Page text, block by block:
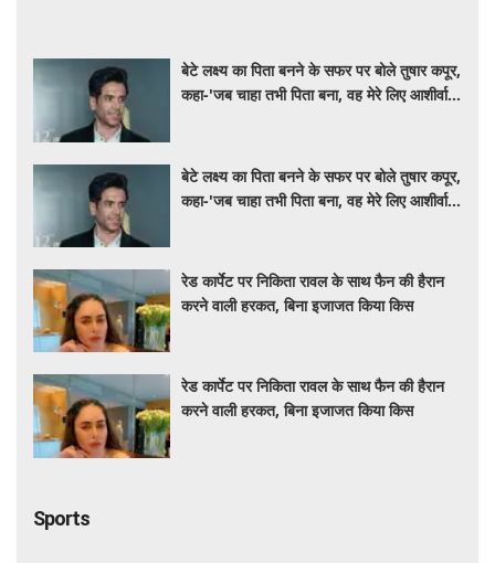
बेटे लक्ष्य का पिता बनने के सफर पर बोले तुषार कपूर,
कहा-'जब चाहा तभी पिता बना, वह मेरे लिए आशीर्वाद
बेटे लक्ष्य का पिता बनने के सफर पर बोले तुषार कपूर,
कहा-'जब चाहा तभी पिता बना, वह मेरे लिए आशीर्वाद
रेड कार्पेट पर निकिता रावल के साथ फैन की हैरान
करने वाली हरकत, बिना इजाजत किया किस
रेड कार्पेट पर निकिता रावल के साथ फैन की हैरान
करने वाली हरकत, बिना इजाजत किया किस
Sports